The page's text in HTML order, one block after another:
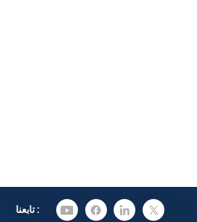
تابعنا :